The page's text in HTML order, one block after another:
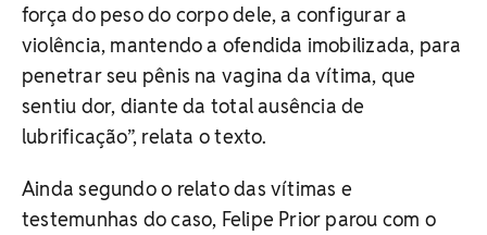
força do peso do corpo dele, a configurar a
violência, mantendo a ofendida imobilizada, para
penetrar seu pênis na vagina da vítima, que
sentiu dor, diante da total ausência de
lubrificação”, relata o texto.
Ainda segundo o relato das vítimas e
testemunhas do caso, Felipe Prior parou com o